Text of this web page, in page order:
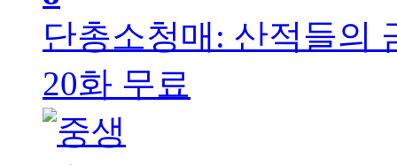
단총소청매: 산적들의
20화 무료